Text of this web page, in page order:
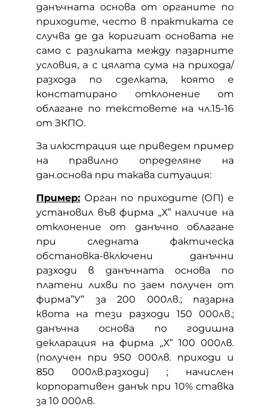
данъчната основа от органите по
приходите, често в практиката се
случва де да коригиат основата не
само с разликата между пазарните
условия, а с цялата сума на прихода/
разхода по сделката, която е
констатирано отклонение от
облагане по текстовете на чл.15-16
от ЗКПО.
За илюстрация ще приведем пример
на правилно определяне на
дан.основа при такава ситуация:
Пример: Орган по приходите (ОП) е
установил във фирма „Х” наличие на
отклонение от данъчно облагане
при следната фактическа
обстановка-включени данъчни
разходи в данъчната основа по
платени лихви по заем получен от
фирма”У” за 200 000лв.; пазарна
квота на тези разходи 150 000лв.;
данъчна основа по годишна
декларация на фирма „Х” 100 000лв.
(получен при 950 000лв. приходи и
850 000лв.разходи) ; начислен
корпоративен данък при 10% ставка
за 10 000лв.